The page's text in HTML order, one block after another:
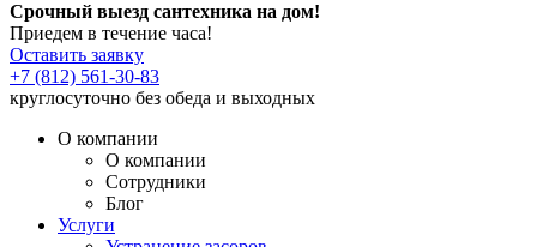
Срочный выезд сантехника на дом!
Приедем в течение часа!
Оставить заявку
+7 (812) 561-30-83
круглосуточно без обеда и выходных
О компании
О компании
Сотрудники
Блог
Услуги